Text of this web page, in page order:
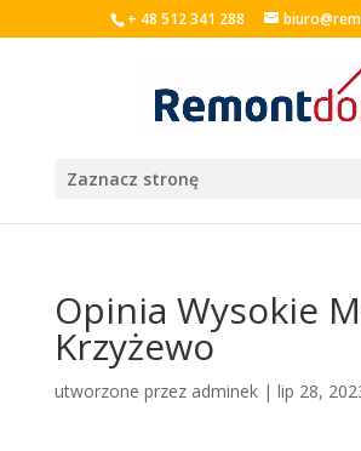
+ 48 512 341 288
Zaznacz stronę
Opinia Wysokie
Krzyżewo
utworzone przez adminek| lip 28,